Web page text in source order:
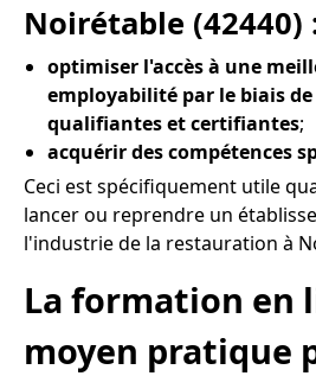
Noirétable (42440)
optimiser l'accès à une
employabilité par le biais
qualifiantes et certifiantes;
acquérir des compétences
Ceci est spécifiquement utile
lancer ou reprendre un
l'industrie de la restauration à
La formation en
moyen pratique